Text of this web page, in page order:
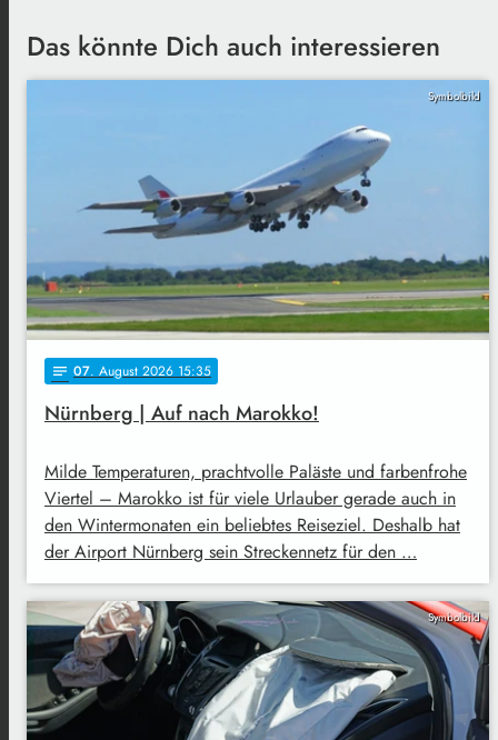
Das könnte Dich auch interessieren
Symbolbild
notes 07. August 2026 15:35
Nürnberg | Auf nach Marokko!
Milde Temperaturen, prachtvolle Paläste und farbenfrohe
Viertel – Marokko ist für viele Urlauber gerade auch in
den Wintermonaten ein beliebtes Reiseziel. Deshalb hat
der Airport Nürnberg sein Streckennetz für den …
Symbolbild